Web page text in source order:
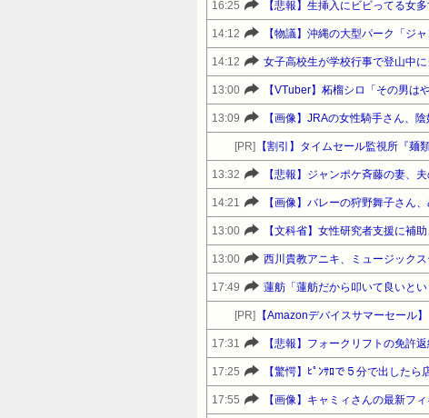
16:25 【悲報】生挿入にビビってる女
14:12 【物議】沖縄の大型パーク「ジ
14:12 女子高校生が学校行事で登山中
13:00 【VTuber】柘榴シロ「その男は
13:09 【画像】JRAの女性騎手さん、
[PR] 【割引】タイムセール監視所『麺類
13:32 【悲報】ジャンポケ斉藤の妻、
14:21 【画像】バレーの狩野舞子さん
13:00
13:00 西川貴教アニキ、ミュージック
17:49 蓮舫「蓮舫だから叩いて良いと
[PR]
17:31 【悲報】フォークリフトの免許
17:25 【驚愕】ﾋﾟﾝｻﾛで５分で出した
17:55 【画像】キャミィさんの最新フ